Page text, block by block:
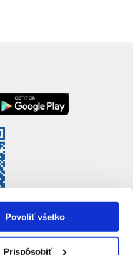
Povoliť všetko
Prispôsobiť